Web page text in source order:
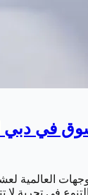
في
العالمية